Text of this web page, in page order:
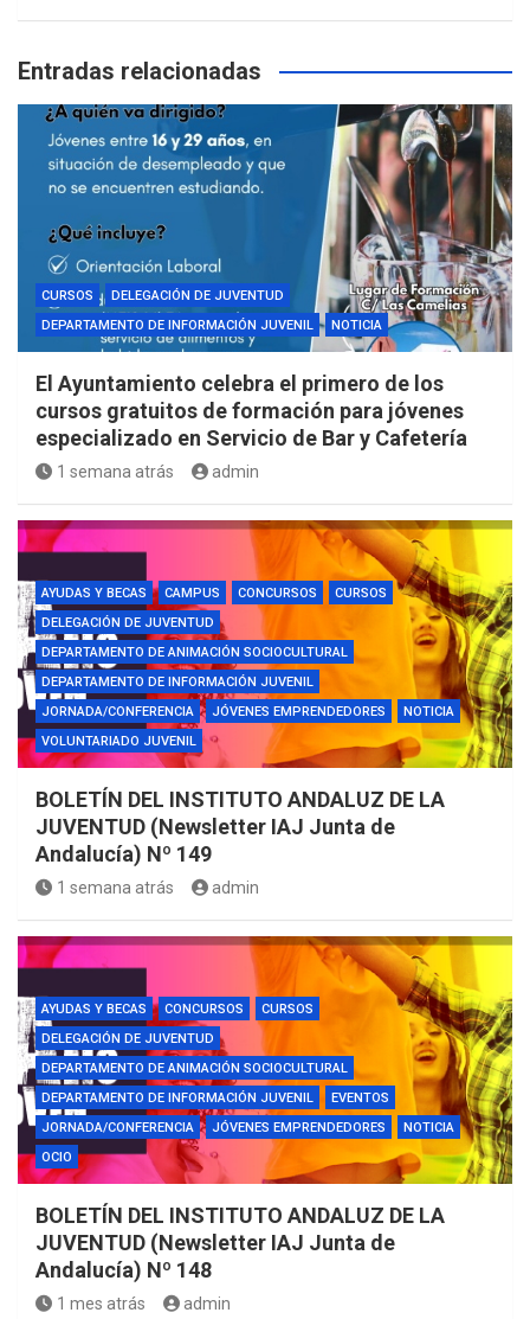
Entradas relacionadas
CURSOS
DELEGACIÓN DE JUVENTUD
DEPARTAMENTO DE INFORMACIÓN JUVENIL
NOTICIA
El Ayuntamiento celebra el primero de los
cursos gratuitos de formación para jóvenes
especializado en Servicio de Bar y Cafetería
1 semana atrás admin
AYUDAS Y BECAS CAMPUS CONCURSOS
CURSOS
DELEGACIÓN DE JUVENTUD
DEPARTAMENTO DE ANIMACIÓN SOCIOCULTURAL
DEPARTAMENTO DE INFORMACIÓN JUVENIL
JORNADA/CONFERENCIA
JÓVENES EMPRENDEDORES
NOTICIA
VOLUNTARIADO JUVENIL
BOLETÍN DEL INSTITUTO ANDALUZ DE LA
JUVENTUD (Newsletter IAJ Junta de
Andalucía) Nº 149
1 semana atrás admin
AYUDAS Y BECAS CONCURSOS
CURSOS
DELEGACIÓN DE JUVENTUD
DEPARTAMENTO DE ANIMACIÓN SOCIOCULTURAL
DEPARTAMENTO DE INFORMACIÓN JUVENIL
EVENTOS
JORNADA/CONFERENCIA
JÓVENES EMPRENDEDORES
NOTICIA
OCIO
BOLETÍN DEL INSTITUTO ANDALUZ DE LA
JUVENTUD (Newsletter IAJ Junta de
Andalucía) Nº 148
1 mes atrás admin